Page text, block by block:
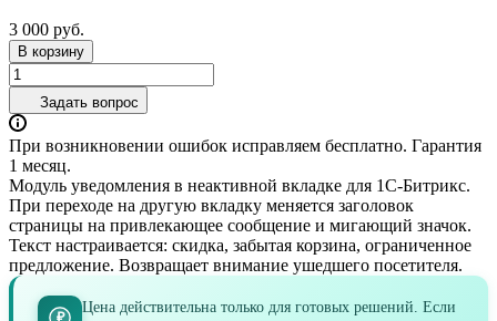
3 000 руб.
В корзину
Задать вопрос
При возникновении ошибок исправляем бесплатно. Гарантия
1 месяц.
Модуль уведомления в неактивной вкладке для 1С-Битрикс.
При переходе на другую вкладку меняется заголовок
страницы на привлекающее сообщение и мигающий значок.
Текст настраивается: скидка, забытая корзина, ограниченное
предложение. Возвращает внимание ушедшего посетителя.
₽
Цена действительна только для готовых решений. Если